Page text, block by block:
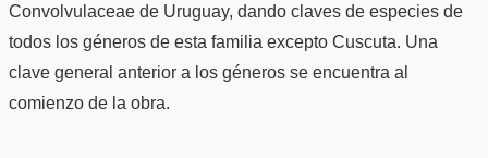
Convolvulaceae de Uruguay, dando claves de especies de
todos los géneros de esta familia excepto Cuscuta. Una
clave general anterior a los géneros se encuentra al
comienzo de la obra.